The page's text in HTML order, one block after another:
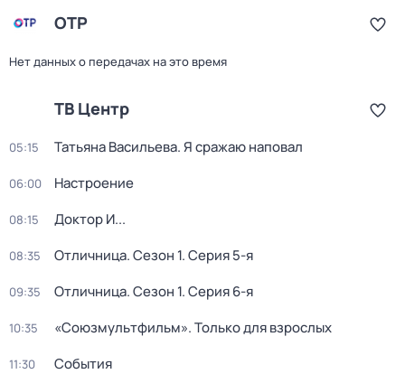
ОТР
Нет данных о передачах на это время
ТВ Центр
05:15 Татьяна Васильева. Я сражаю наповал
06:00 Настроение
08:15 Доктор И...
08:35 Отличница. Сезон 1. Серия 5-я
09:35 Отличница. Сезон 1. Серия 6-я
10:35 «Союзмультфильм». Только для взрослых
11:30 События